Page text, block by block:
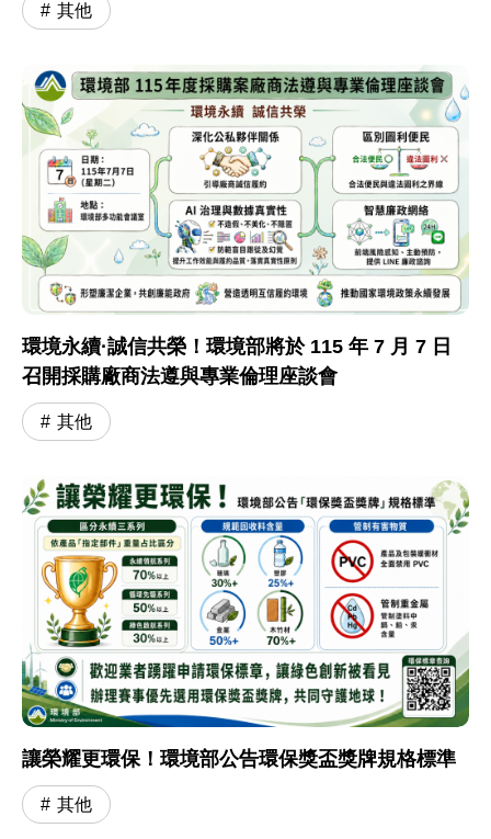
其他
環境永續·誠信共榮！環境部將於 115 年 7 月 7 日
召開採購廠商法遵與專業倫理座談會
其他
讓榮耀更環保！環境部公告環保獎盃獎牌規格標準
其他